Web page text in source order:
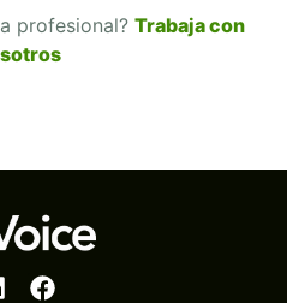
profesional? Trabaja con